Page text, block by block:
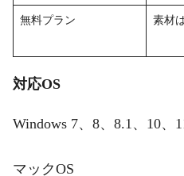
無料プラン 素材
対応OS
Windows 7、8、8.1、10、
マックOS